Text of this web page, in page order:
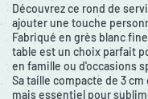
Découvrez ce rond de
ajouter une touche
Fabriqué en grès blanc
table est un choix parfait
en famille ou d'occasions
Sa taille compacte de 3
mais essentiel pour